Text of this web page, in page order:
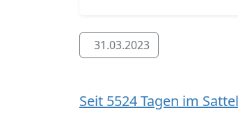
31.03.2023
Seit 5524 Tagen im Sattel